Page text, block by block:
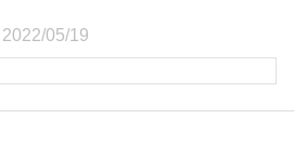
2022/05/19